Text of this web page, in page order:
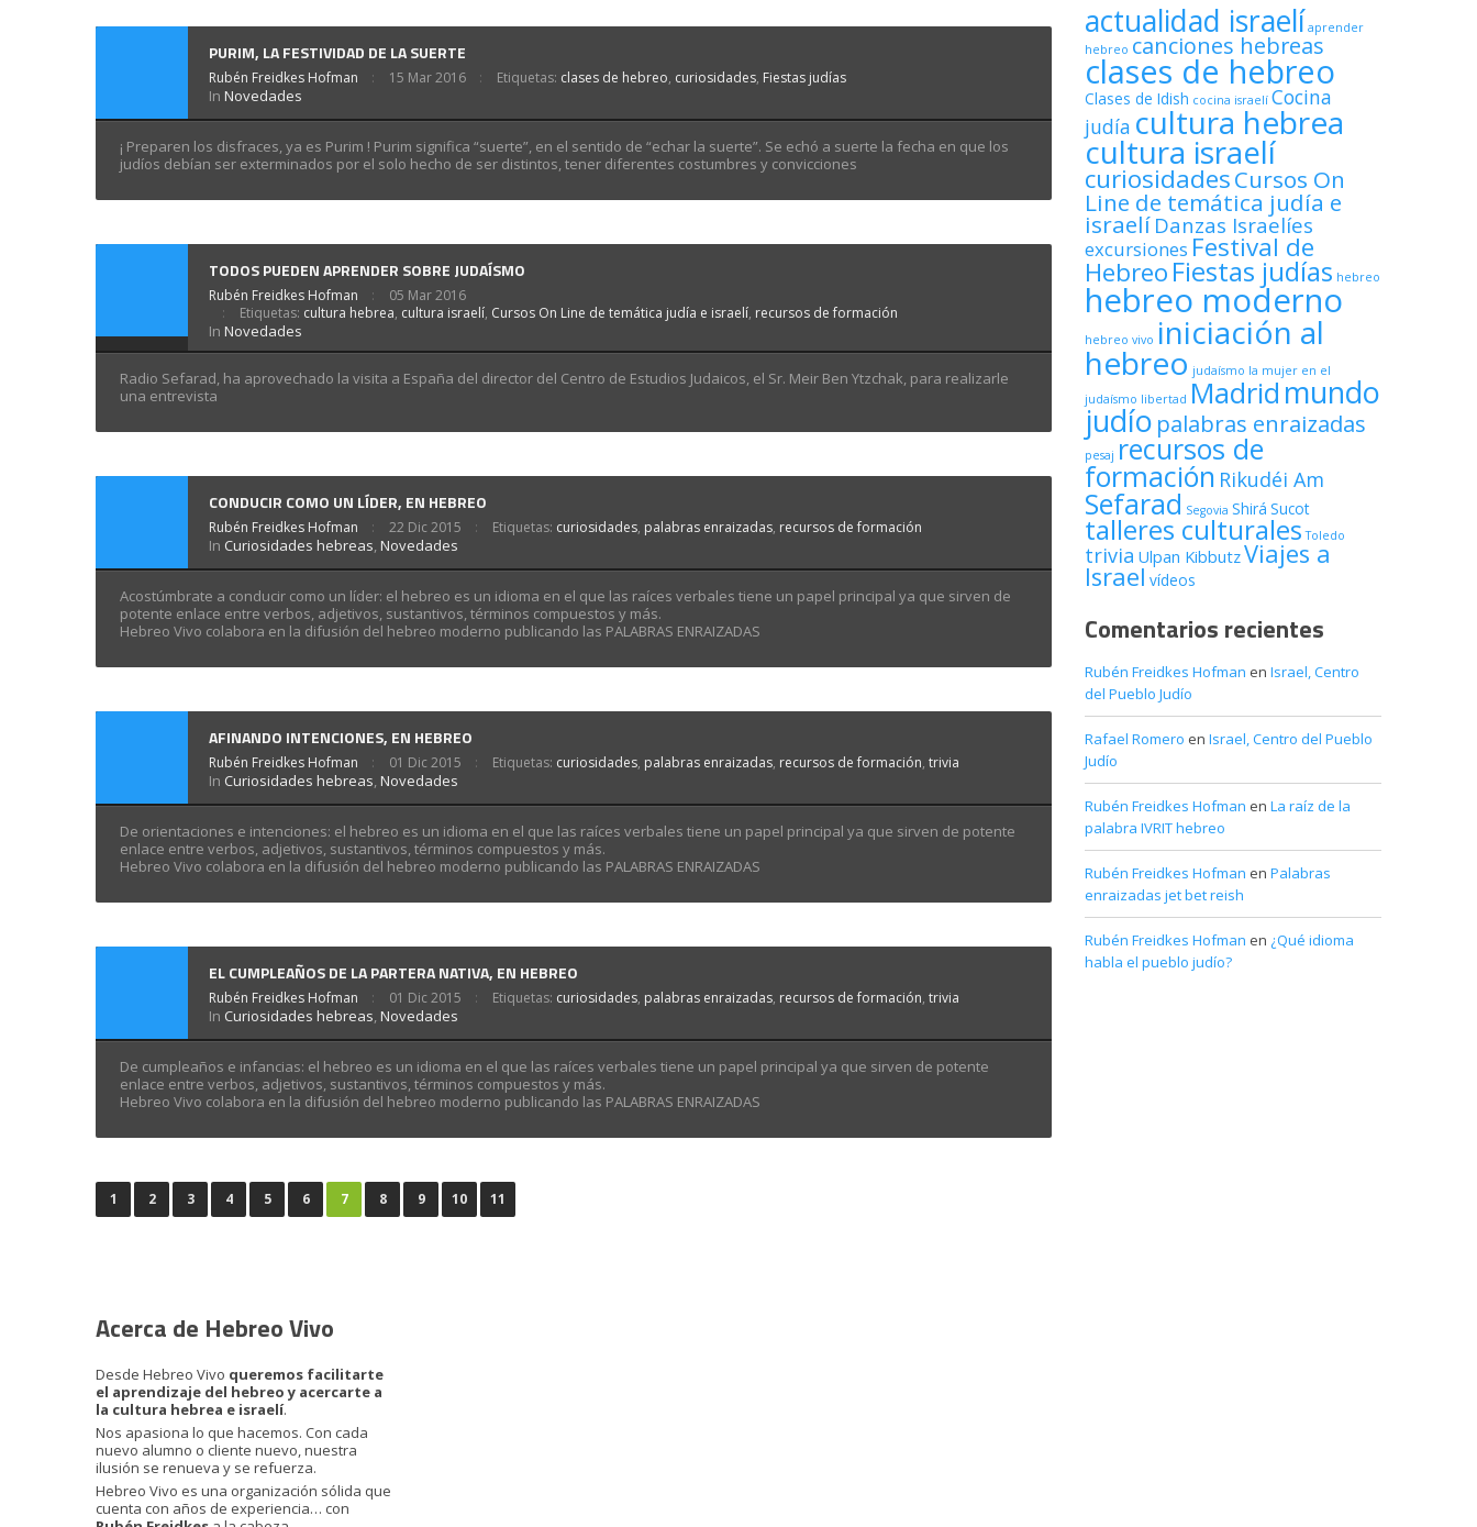
PURIM, LA FESTIVIDAD DE LA SUERTE
Rubén Freidkes Hofman 15 Mar 2016 Etiquetas: clases de hebreo, curiosidades, Fiestas judías
In Novedades
¡ Preparen los disfraces, ya es Purim ! Purim significa “suerte”, en el sentido de “echar la suerte”. Se echó a suerte la fecha en que los
judíos debían ser exterminados por el solo hecho de ser distintos, tener diferentes costumbres y convicciones
TODOS PUEDEN APRENDER SOBRE JUDAÍSMO
Rubén Freidkes Hofman
05 Mar 2016
Etiquetas: cultura hebrea, cultura israelí, Cursos On Line de temática judía e israelí, recursos de formación
In Novedades
Radio Sefarad, ha aprovechado la visita a España del director del Centro de Estudios Judaicos, el Sr. Meir Ben Ytzchak, para realizarle
una entrevista
CONDUCIR COMO UN LÍDER, EN HEBREO
Rubén Freidkes Hofman 22 Dic 2015 Etiquetas: curiosidades, palabras enraizadas, recursos de formación
In Curiosidades hebreas,Novedades
Acostúmbrate a conducir como un líder: el hebreo es un idioma en el que las raíces verbales tiene un papel principal ya que sirven de
potente enlace entre verbos, adjetivos, sustantivos, términos compuestos y más.
Hebreo Vivo colabora en la difusión del hebreo moderno publicando las PALABRAS ENRAIZADAS
AFINANDO INTENCIONES, EN HEBREO
Rubén Freidkes Hofman 01 Dic 2015 Etiquetas: curiosidades, palabras enraizadas, recursos de formación, trivia
In Curiosidades hebreas,Novedades
De orientaciones e intenciones: el hebreo es un idioma en el que las raíces verbales tiene un papel principal ya que sirven de potente
enlace entre verbos, adjetivos, sustantivos, términos compuestos y más.
Hebreo Vivo colabora en la difusión del hebreo moderno publicando las PALABRAS ENRAIZADAS
EL CUMPLEAÑOS DE LA PARTERA NATIVA, EN HEBREO
Rubén Freidkes Hofman 01 Dic 2015 Etiquetas: curiosidades, palabras enraizadas, recursos de formación, trivia
In Curiosidades hebreas,Novedades
De cumpleaños e infancias: el hebreo es un idioma en el que las raíces verbales tiene un papel principal ya que sirven de potente
enlace entre verbos, adjetivos, sustantivos, términos compuestos y más.
Hebreo Vivo colabora en la difusión del hebreo moderno publicando las PALABRAS ENRAIZADAS
1 2 3 4 5 6 7 8 9 10 11
actualidad israelí aprender
hebreo canciones hebreas
clases de hebreo
Clases de Idish cocina israelí Cocina
judía cultura hebrea
cultura israelí
curiosidadesCursos On
Line de temática judía e
israelí Danzas Israelíes
excursiones Festival de
HebreoFiestas judías hebreo
hebreo moderno
hebreo vivo iniciación al
hebreo judaísmo la mujer en el
judaísmo libertad Madrid mundo
judío palabras enraizadas
pesaj recursos de
formación Rikudéi Am
Sefarad Segovia Shirá Sucot
talleres culturales Toledo
trivia Ulpan KibbutzViajes a
Israel vídeos
Comentarios recientes
Rubén Freidkes Hofman en Israel, Centro
del Pueblo Judío
Rafael Romero en Israel, Centro del Pueblo
Judío
Rubén Freidkes Hofman en La raíz de la
palabra IVRIT hebreo
Rubén Freidkes Hofman en Palabras
enraizadas jet bet reish
Rubén Freidkes Hofman en ¿Qué idioma
habla el pueblo judío?
Acerca de Hebreo Vivo
Desde Hebreo Vivo queremos facilitarte
el aprendizaje del hebreo y acercarte a
la cultura hebrea e israelí.
Nos apasiona lo que hacemos. Con cada
nuevo alumno o cliente nuevo, nuestra
ilusión se renueva y se refuerza.
Hebreo Vivo es una organización sólida que
cuenta con años de experiencia… con